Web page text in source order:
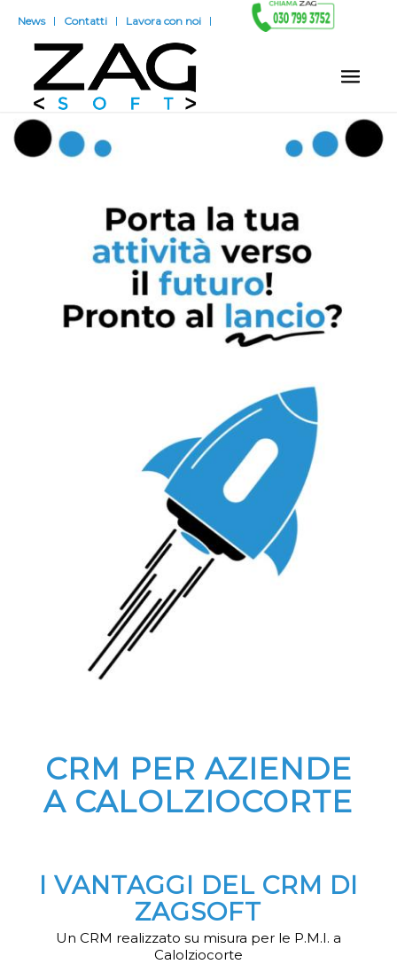
News Contatti Lavora con noi
CRM PER AZIENDE
A CALOLZIOCORTE
I VANTAGGI DEL CRM DI
ZAGSOFT
Un CRM realizzato su misura per le P.M.I. a
Calolziocorte